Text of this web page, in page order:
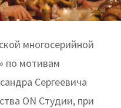
многосерийной
по мотивам
Сергеевича
ON Студии, при